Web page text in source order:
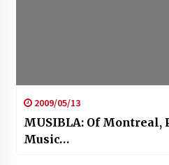
2009/05/13
MUSIBLA: Of Montreal,
Music…